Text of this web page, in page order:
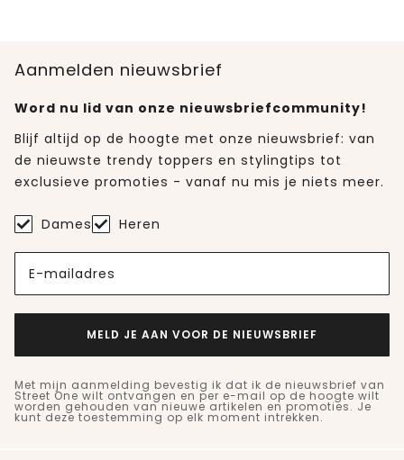
Aanmelden nieuwsbrief
Word nu lid van onze nieuwsbriefcommunity!
Blijf altijd op de hoogte met onze nieuwsbrief: van
de nieuwste trendy toppers en stylingtips tot
exclusieve promoties - vanaf nu mis je niets meer.
Dames Heren
E-mailadres
MELD JE AAN VOOR DE NIEUWSBRIEF
Met mijn aanmelding bevestig ik dat ik de nieuwsbrief van
Street One wilt ontvangen en per e-mail op de hoogte wilt
worden gehouden van nieuwe artikelen en promoties. Je
kunt deze toestemming op elk moment intrekken.